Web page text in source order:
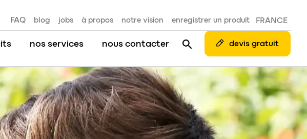
FAQ blog jobs à propos notre vision enregistrer un produit FRANCE
nos services nous contacter devis gratuit